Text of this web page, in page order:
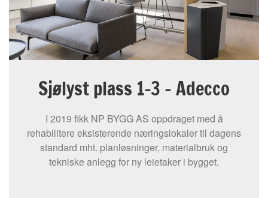
Sjølyst plass 1-3 – Adecco
I 2019 fikk NP BYGG AS oppdraget med å
rehabilitere eksisterende næringslokaler til dagens
standard mht. planløsninger, materialbruk og
tekniske anlegg for ny leietaker i bygget.